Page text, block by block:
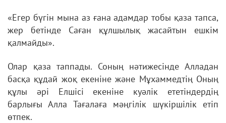
«Егер бүгін мына аз ғана адамдар тобы қаза тапса,
жер бетінде Саған құлшылық жасайтын ешкім
қалмайды».
Олар қаза таппады. Соның нәтижесінде Алладан
басқа құдай жоқ екеніне және Мұхаммедтің Оның
құлы әрі Елшісі екеніне куәлік ететіндердің
барлығы Алла Тағалаға мәңгілік шүкіршілік етіп
өтпек.